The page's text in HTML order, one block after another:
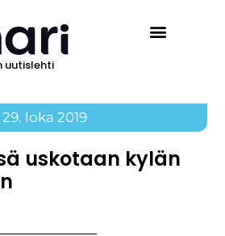
uutislehti
29. loka 2019
uskotaan kylän